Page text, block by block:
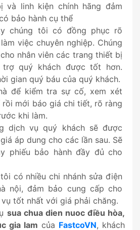
và linh kiện chính hãng đảm
bảo hành cụ thể
chúng tôi có đồng phục rõ
việc chuyên nghiệp. Chúng
nhân viên các trang thiết bị
quý khách được tốt hơn.
gian quý báu của quý khách.
để kiểm tra sự cố, xem xét
mới báo giá chi tiết, rõ ràng
khi làm.
dịch vụ quý khách sẽ được
áp dung cho các lần sau. Sẽ
phiếu bảo hành đầy đủ cho
có nhiều chi nhánh sửa điện
nội, đảm bảo cung cấp cho
tốt nhất với giá phải chăng.
sua chua dien nuoc điều hòa,
gia lam của FastcoVN, khách